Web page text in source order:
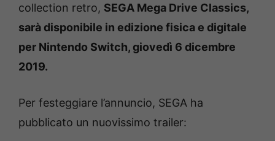
collection retro, SEGA Mega Drive Classics,
sarà disponibile in edizione fisica e digitale
per Nintendo Switch, giovedì 6 dicembre
2019.
Per festeggiare l’annuncio, SEGA ha
pubblicato un nuovissimo trailer: